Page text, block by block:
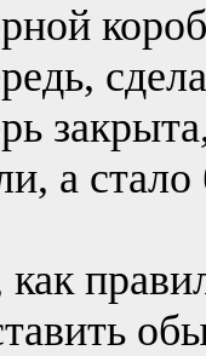
а стало